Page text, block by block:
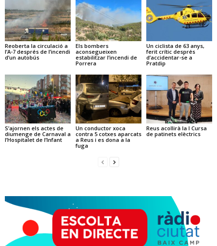
Reoberta la circulació a
l’A-7 després de l’incendi
d’un autobús
Els bombers
aconsegueixen
estabilitzar l’incendi de
Porrera
Un ciclista de 63 anys,
ferit crític després
d’accidentar-se a
Pratdip
S’ajornen els actes de
diumenge de Carnaval a
l’Hospitalet de l’Infant
Un conductor xoca
contra 5 cotxes aparcats
a Reus i es dona a la
fuga
Reus acollirà la I Cursa
de patinets elèctrics